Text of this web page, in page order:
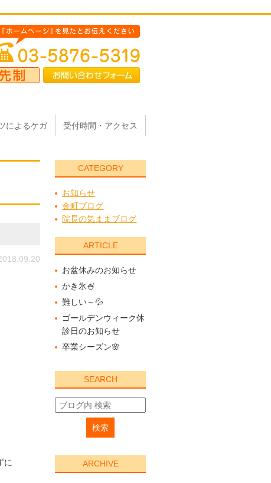
によるケガ 受付時間・アクセス
に
CATEGORY
お知らせ
金町ブログ
院長の気ままブログ
ARTICLE
お盆休みのお知らせ
かき氷🍧
難しい～💦
ゴールデンウィーク休
診日のお知らせ
卒業シーズン🌸
SEARCH
ARCHIVE